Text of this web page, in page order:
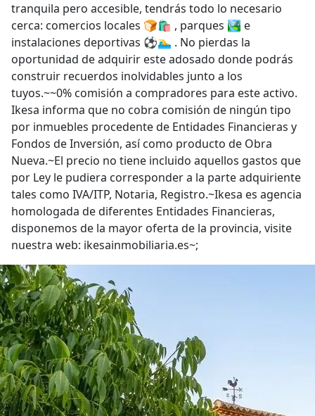
tranquila pero accesible, tendrás todo lo necesario
cerca: comercios locales 🍞🛍️ , parques 🏞️ e
instalaciones deportivas ⚽🏊‍♂️ . No pierdas la
oportunidad de adquirir este adosado donde podrás
construir recuerdos inolvidables junto a los
tuyos.~~0% comisión a compradores para este activo.
Ikesa informa que no cobra comisión de ningún tipo
por inmuebles procedente de Entidades Financieras y
Fondos de Inversión, así como producto de Obra
Nueva.~El precio no tiene incluido aquellos gastos que
por Ley le pudiera corresponder a la parte adquiriente
tales como IVA/ITP, Notaria, Registro.~Ikesa es agencia
homologada de diferentes Entidades Financieras,
disponemos de la mayor oferta de la provincia, visite
nuestra web: ikesainmobiliaria.es~;